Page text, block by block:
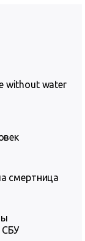
without water
смертница
СБУ